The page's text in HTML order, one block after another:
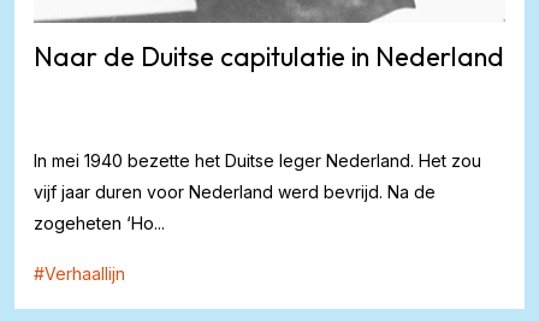
Naar de Duitse capitulatie in Nederland
In mei 1940 bezette het Duitse leger Nederland. Het zou
vijf jaar duren voor Nederland werd bevrijd. Na de
zogeheten ‘Ho...
#Verhaallijn